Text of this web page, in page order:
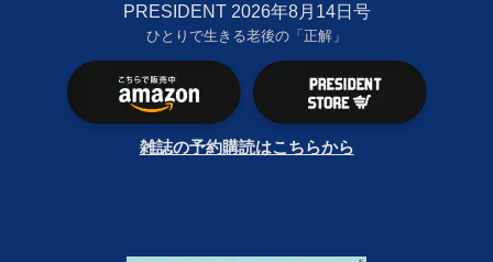
PRESIDENT 2026年8月14日号
ひとりで生きる老後の「正解」
雑誌の予約購読はこちらから